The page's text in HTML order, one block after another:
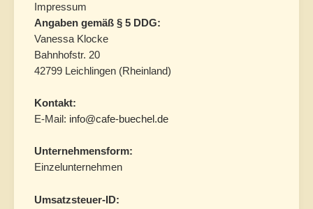
Impressum
Angaben gemäß § 5 DDG:
Vanessa Klocke
Bahnhofstr. 20
42799 Leichlingen (Rheinland)
Kontakt:
E-Mail: info@cafe-buechel.de
Unternehmensform:
Einzelunternehmen
Umsatzsteuer-ID: